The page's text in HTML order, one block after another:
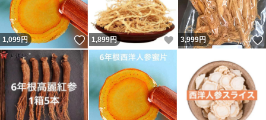
1,099円 いいね！
1,899円 いいね！
3,999円